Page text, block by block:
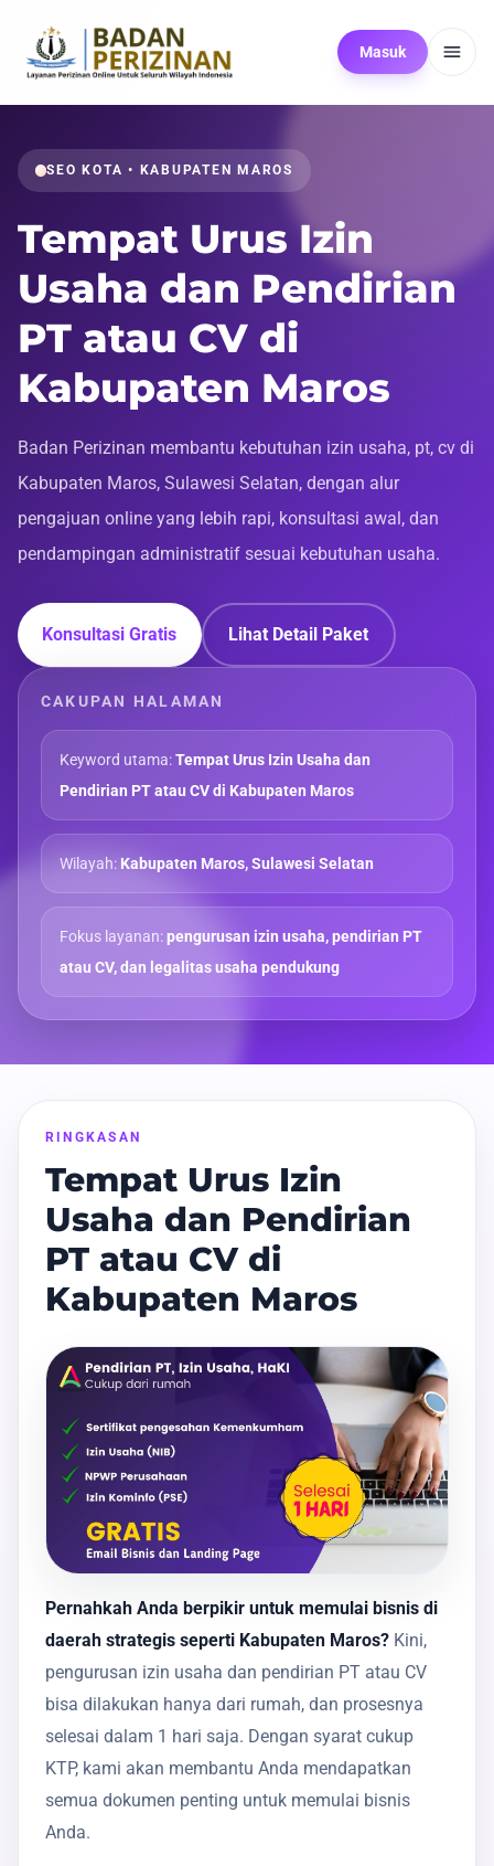
Masuk
SEO KOTA • KABUPATEN MAROS
Tempat Urus Izin
Usaha dan Pendirian
PT atau CV di
Kabupaten Maros
Badan Perizinan membantu kebutuhan izin usaha, pt, cv di
Kabupaten Maros, Sulawesi Selatan, dengan alur
pengajuan online yang lebih rapi, konsultasi awal, dan
pendampingan administratif sesuai kebutuhan usaha.
Konsultasi Gratis Lihat Detail Paket
CAKUPAN HALAMAN
Keyword utama:Tempat Urus Izin Usaha dan
Pendirian PT atau CV di Kabupaten Maros
Wilayah:Kabupaten Maros, Sulawesi Selatan
Fokus layanan:pengurusan izin usaha, pendirian PT
atau CV, dan legalitas usaha pendukung
RINGKASAN
Tempat Urus Izin
Usaha dan Pendirian
PT atau CV di
Kabupaten Maros
Pernahkah Anda berpikir untuk memulai bisnis di
daerah strategis seperti Kabupaten Maros? Kini,
pengurusan izin usaha dan pendirian PT atau CV
bisa dilakukan hanya dari rumah, dan prosesnya
selesai dalam 1 hari saja. Dengan syarat cukup
KTP, kami akan membantu Anda mendapatkan
semua dokumen penting untuk memulai bisnis
Anda.